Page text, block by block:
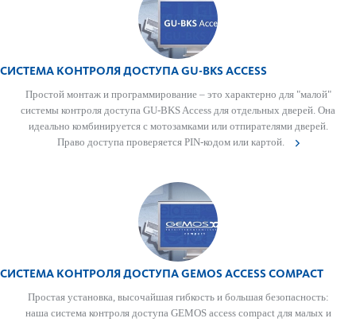
СИСТЕМА КОНТРОЛЯ ДОСТУПА GU-BKS ACCESS
Простой монтаж и программирование – это хар­актерно для "малой"
сис­темы контроля дос­тупа GU-BKS Access для отдельных дверей. Она
идеально комб­инируется с мотоза­м­ками или отпирате­лями дверей.
Право дос­тупа провер­яется PIN-кодом или картой.
СИСТЕМА КОНТРОЛЯ ДОСТУПА GEMOS ACCESS COMPACT
Простая установка, выс­очайшая гиб­кость и большая безоп­асность:
наша сис­тема контроля дос­тупа GEMOS access compact для малых и